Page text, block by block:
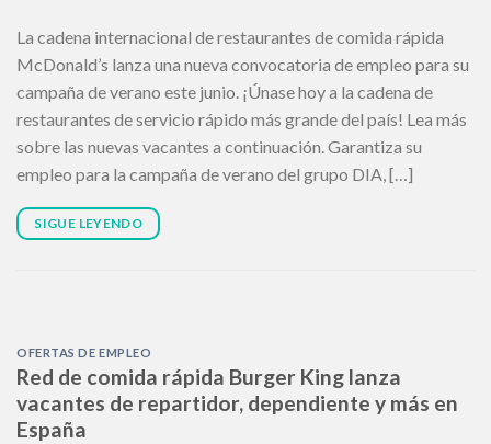
La cadena internacional de restaurantes de comida rápida
McDonald’s lanza una nueva convocatoria de empleo para su
campaña de verano este junio. ¡Únase hoy a la cadena de
restaurantes de servicio rápido más grande del país! Lea más
sobre las nuevas vacantes a continuación. Garantiza su
empleo para la campaña de verano del grupo DIA, […]
SIGUE LEYENDO
OFERTAS DE EMPLEO
Red de comida rápida Burger King lanza
vacantes de repartidor, dependiente y más en
España